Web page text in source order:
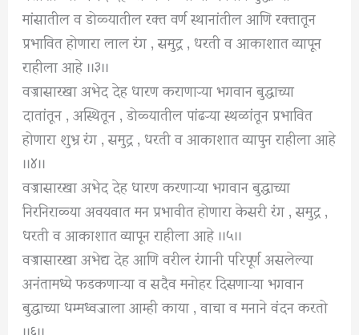
मांसातील व डोळ्यातील रक्त वर्ण स्थानांतील आणि रक्तातून
प्रभावित होणारा लाल रंग , समुद्र , धरती व आकाशात व्यापून
राहीला आहे ।।३।।
वज्रासारखा अभेद देह धारण कराणाऱ्‍या भगवान बुद्धाच्या
दातांतून , अस्थितून , डोळ्यातील पांढऱ्‍या स्थळांतून प्रभावित
होणारा शुभ्र रंग , समुद्र , धरती व आकाशात व्यापुन राहीला आहे
।।४।।
वज्रासारखा अभेद देह धारण करणाऱ्‍या भगवान बुद्धाच्या
निरनिराळ्या अवयवात मन प्रभावीत होणारा केसरी रंग , समुद्र ,
धरती व आकाशात व्यापून राहीला आहे ।।५।।
वज्रासारखा अभेद्य देह आणि वरील रंगानी परिपूर्ण असलेल्या
अनंतामध्ये फडकणाऱ्‍या व सदैव मनोहर दिसणाऱ्‍या भगवान
बुद्धाच्या धम्मध्वजाला आम्ही काया , वाचा व मनाने वंदन करतो